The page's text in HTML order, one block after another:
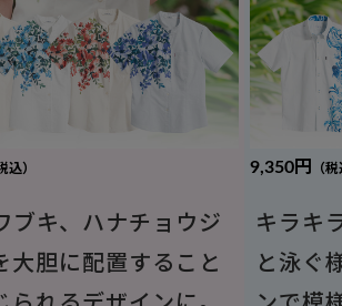
込）
ブキ、ハナチョウジ
大胆に配置すること
9,350円 （税
キラキ
と泳ぐ